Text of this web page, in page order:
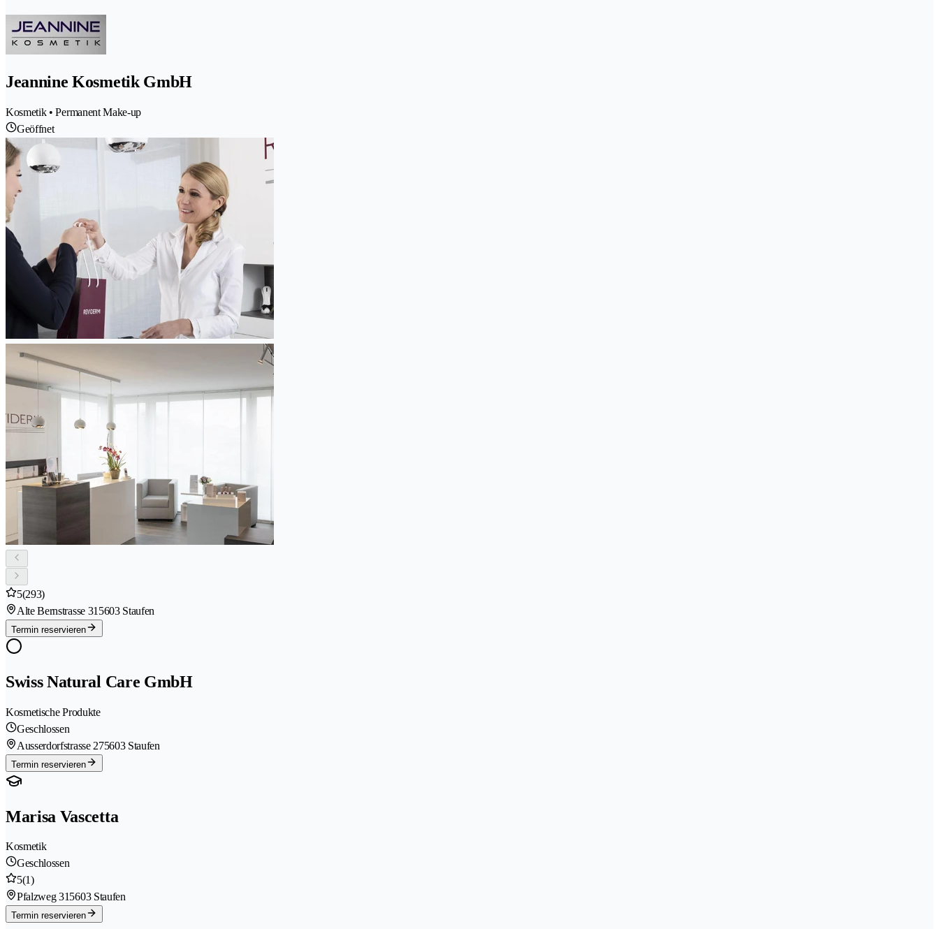
Jeannine Kosmetik GmbH
Kosmetik • Permanent Make-up
Geöffnet
5(293)
Alte Bernstrasse 31 5603 Staufen
Termin reservieren
Swiss Natural Care GmbH
Kosmetische Produkte
Geschlossen
Ausserdorfstrasse 275603 Staufen
Termin reservieren
Marisa Vascetta
Kosmetik
Geschlossen
5(1)
Pfalzweg 315603 Staufen
Termin reservieren